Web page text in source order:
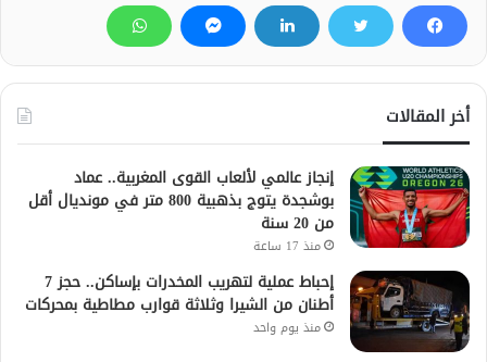
أخر المقالات
إنجاز عالمي لألعاب القوى المغربية.. عماد
بوشجدة يتوج بذهبية 800 متر في مونديال أقل
من 20 سنة
منذ 17 ساعة
إحباط عملية لتهريب المخدرات بإساكن.. حجز 7
أطنان من الشيرا وثلاثة قوارب مطاطية بمحركات
منذ يوم واحد